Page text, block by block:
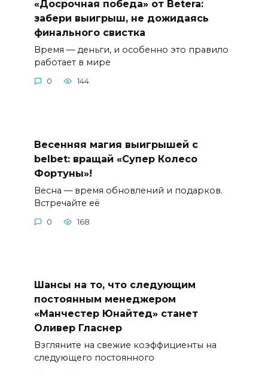
«Досрочная победа» от Betera:
забери выигрыш, не дожидаясь
финального свистка
Время — деньги, и особенно это правило
работает в мире
0 144
Весенняя магия выигрышей с
belbet: вращай «Супер Колесо
Фортуны»!
Весна — время обновлений и подарков.
Встречайте её
0 168
Шансы на то, что следующим
постоянным менеджером
«Манчестер Юнайтед» станет
Оливер Гласнер
Взгляните на свежие коэффициенты на
следующего постоянного